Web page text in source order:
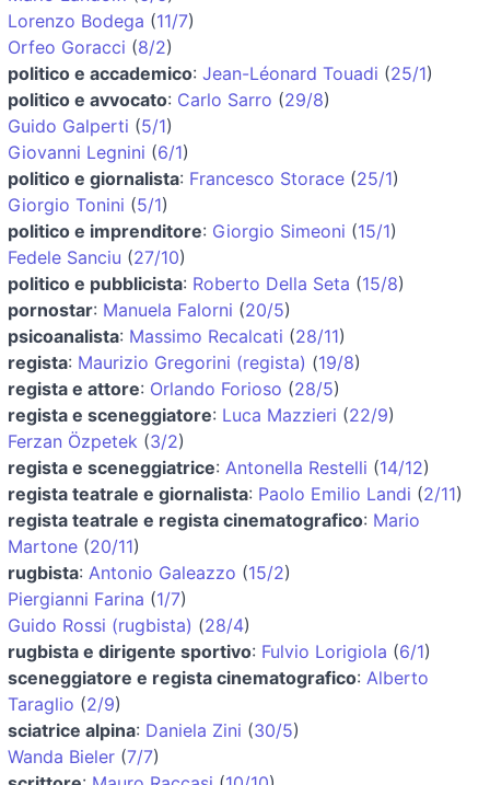
Lorenzo Bodega (11/7)
Orfeo Goracci (8/2)
politico e accademico: Jean-Léonard Touadi (25/1)
politico e avvocato: Carlo Sarro (29/8)
Guido Galperti (5/1)
Giovanni Legnini (6/1)
politico e giornalista: Francesco Storace (25/1)
Giorgio Tonini (5/1)
politico e imprenditore: Giorgio Simeoni (15/1)
Fedele Sanciu (27/10)
politico e pubblicista: Roberto Della Seta (15/8)
pornostar: Manuela Falorni (20/5)
psicoanalista: Massimo Recalcati (28/11)
regista: Maurizio Gregorini (regista) (19/8)
regista e attore: Orlando Forioso (28/5)
regista e sceneggiatore: Luca Mazzieri (22/9)
Ferzan Özpetek (3/2)
regista e sceneggiatrice: Antonella Restelli (14/12)
regista teatrale e giornalista: Paolo Emilio Landi (2/11)
regista teatrale e regista cinematografico: Mario
Martone (20/11)
rugbista: Antonio Galeazzo (15/2)
Piergianni Farina (1/7)
Guido Rossi (rugbista) (28/4)
rugbista e dirigente sportivo: Fulvio Lorigiola (6/1)
sceneggiatore e regista cinematografico: Alberto
Taraglio (2/9)
sciatrice alpina: Daniela Zini (30/5)
Wanda Bieler (7/7)